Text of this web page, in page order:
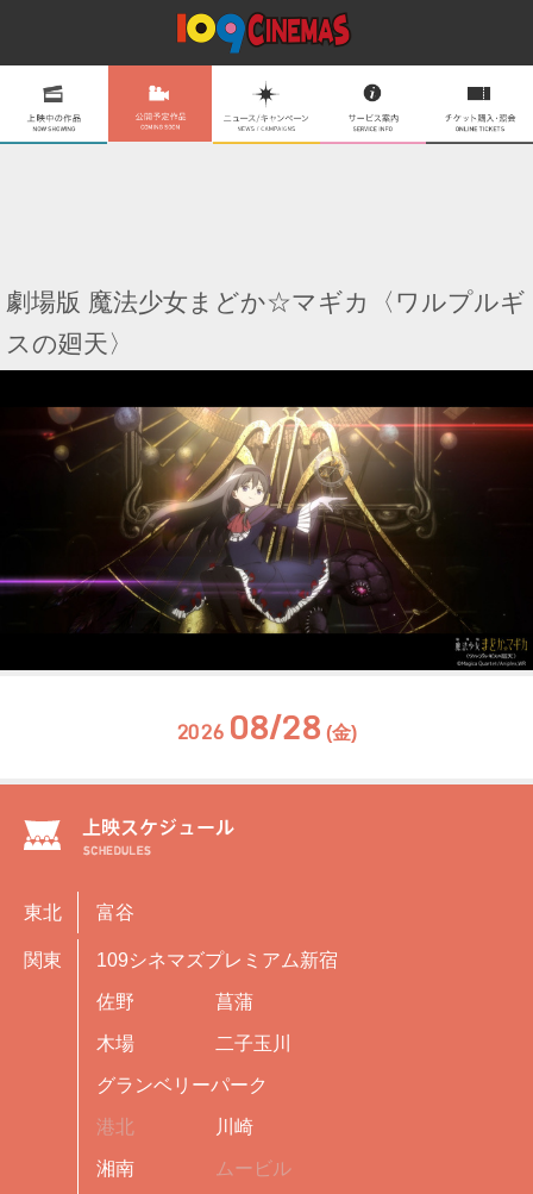
劇場版 魔法少女まどか☆マギカ〈ワルプルギ
スの廻天〉
2026 08/28 (金)
東北 富谷
関東 109シネマズプレミアム新宿
佐野 菖蒲
木場 二子玉川
グランベリーパーク
港北 川崎
湘南 ムービル